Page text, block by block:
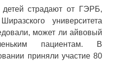
страдают от ГЭРБ,
университета
может ли айвовый
пациентам. В
приняли участие 80